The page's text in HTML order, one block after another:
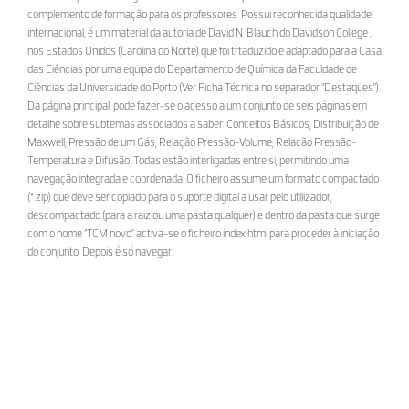
complemento de formação para os professores. Possui reconhecida qualidade
internacional, é um material da autoria de David N. Blauch do Davidson College ,
nos Estados Unidos (Carolina do Norte) que foi trtaduzido e adaptado para a Casa
das Ciências por uma equipa do Departamento de Química da Faculdade de
Ciências da Universidade do Porto (Ver Ficha Técnica no separador “Destaques”).
Da página principal, pode fazer-se o acesso a um conjunto de seis páginas em
detalhe sobre subtemas associados a saber: Conceitos Básicos; Distribuição de
Maxwell; Pressão de um Gás; Relação Pressão-Volume; Relação Pressão-
Temperatura e Difusão. Todas estão interligadas entre si, permitindo uma
navegação integrada e coordenada. O ficheiro assume um formato compactado
(*.zip) que deve ser copiado para o suporte digital a usar pelo utilizador,
descompactado (para a raiz ou uma pasta qualquer) e dentro da pasta que surge
com o nome “TCM novo” activa-se o ficheiro índex.html para proceder à iniciação
do conjunto. Depois é só navegar.